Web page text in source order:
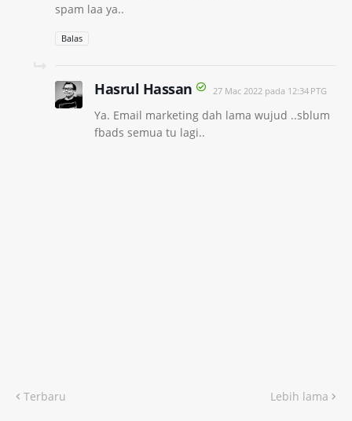
spam laa ya..
Balas
Hasrul Hassan 27 Mac 2022 pada 12:34 PTG
Ya. Email marketing dah lama wujud ..sblum
fbads semua tu lagi..
Terbaru Lebih lama